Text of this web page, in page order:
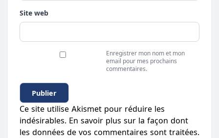
Site web
Enregistrer mon nom et mon
email pour mes prochains
commentaires.
Ce site utilise Akismet pour réduire les
indésirables. En savoir plus sur la façon dont
les données de vos commentaires sont traitées.